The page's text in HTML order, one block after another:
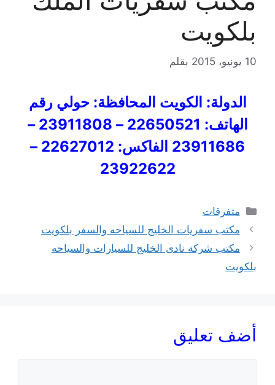
بلكويت
10 يونيو، 2015 بقلم
الدولة: الكويت المحافظة: حولي رقم
الهاتف: 22650521 – 23911808 –
23911686 الفاكس: 22627012 –
23922622
التصنيفات
متفرقات
مكتب سفريات الخليج للسياحه والسفر بلكويت
مكتب شركة نادى الخليج للسيارات والسياحه
بلكويت
أضف تعليق